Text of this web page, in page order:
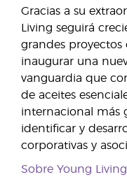
Gracias a su
Living seguirá
grandes proyectos
inaugurar una
vanguardia que
de aceites
internacional más
identificar y
corporativas y
Sobre Young